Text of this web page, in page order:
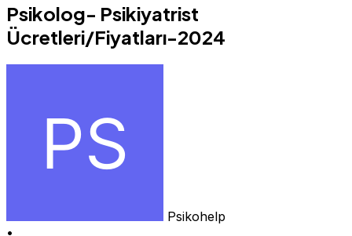
Psikolog- Psikiyatrist
Ücretleri/Fiyatları-2024
Psikohelp
•